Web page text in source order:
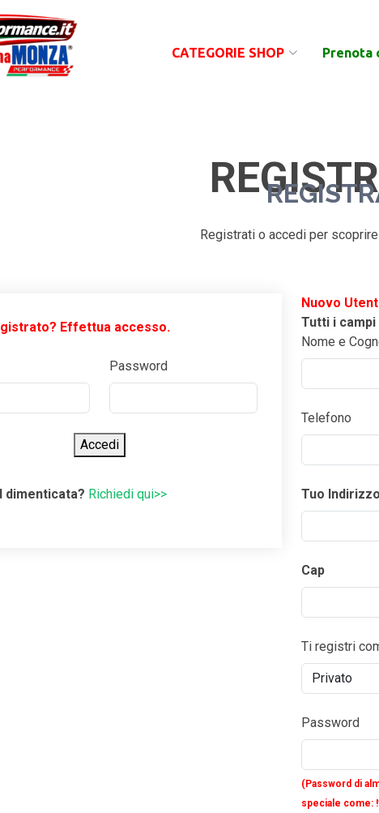
CATEGORIE SHOP Prenota
Registrati o accedi per
Effettua accesso.
Password
Accedi
dimenticata? Richiedi qui>>
Nuovo
Tutti i
Nome e
Telefono
Tuo Indirizzo
Cap
Ti registri
Password
(Password di
speciale come: